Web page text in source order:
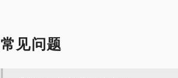
常见问题